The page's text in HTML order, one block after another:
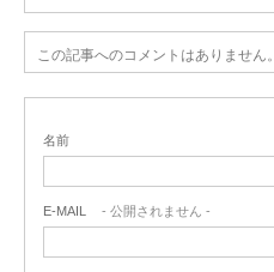
この記事へのコメントはありません。
名前
E-MAIL - 公開されません -